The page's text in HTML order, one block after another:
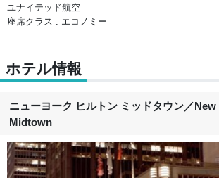
ユナイテッド航空
座席クラス : エコノミー
ホテル情報
ニューヨーク ヒルトン ミッドタウン／
Midtown